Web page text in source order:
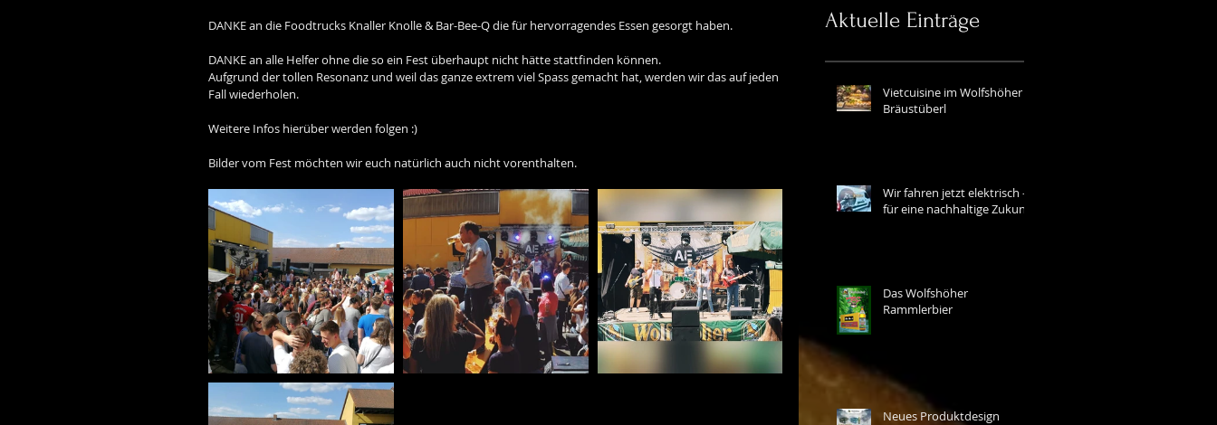
DANKE an die Foodtrucks Knaller Knolle & Bar-Bee-Q die für hervorragendes Essen gesorgt haben.
DANKE an alle Helfer ohne die so ein Fest überhaupt nicht hätte stattfinden können.
Aufgrund der tollen Resonanz und weil das ganze extrem viel Spass gemacht hat, werden wir das auf jeden
Fall wiederholen.
Weitere Infos hierüber werden folgen :)
Bilder vom Fest möchten wir euch natürlich auch nicht vorenthalten.
Aktuelle Einträge
Vietcuisine im Wolfshöher
Bräustüberl
Wir fahren jetzt elektrisch —
für eine nachhaltige Zukunft
Das Wolfshöher
Rammlerbier
Neues Produktdesign